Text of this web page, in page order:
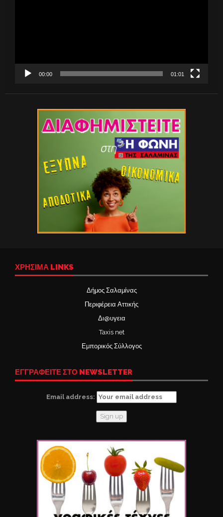
00:00 01:01
ΧΡΉΣΙΜΑ LINKS
Δήμος Σαλαμίνας
Περιφέρεια Αττικής
Δι@υγεια
Taxis net
Εμπορικός Σύλλογος
ΕΓΓΡΑΦΕΙΤΕ ΣΤΟ NEWSLETTER
Email address: